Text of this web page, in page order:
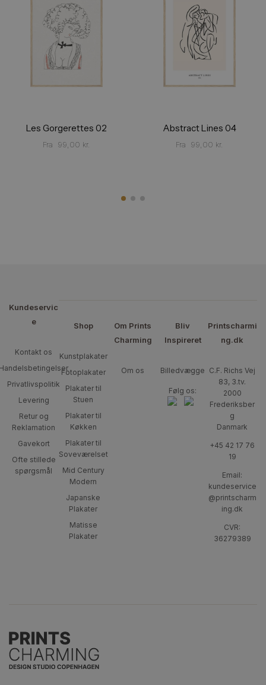
Les Gorgerettes 02
Fra 99,00 kr.
Abstract Lines 04
Fra 99,00 kr.
Kundeservic
e
Kontakt os
Privatlivspolitik
Levering
Retur og
Reklamation
Gavekort
Ofte stillede
spørgsmål
Shop
Kunstplakater
Fotoplakater
Plakater til
Stuen
Plakater til
Køkken
Plakater til
Soveværelset
Mid Century
Modern
Japanske
Plakater
Matisse
Plakater
Om Prints
Charming
Om os
Bliv
Inspireret
Billedvægge
Følg os:
Printscharmi
ng.dk
C.F. Richs Vej
83, 3.tv.
2000
Frederiksber
g
Danmark
+45 42 17 76
19
Email:
kundeservice
@printscharm
ing.dk
CVR:
36279389